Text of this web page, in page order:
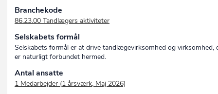
Branchekode
86.23.00 Tandlægers aktiviteter
Selskabets formål
Selskabets formål er at drive tandlægevirksomhed og virksomhed,
er naturligt forbundet hermed.
Antal ansatte
1 Medarbejder (1 årsværk, Maj 2026)